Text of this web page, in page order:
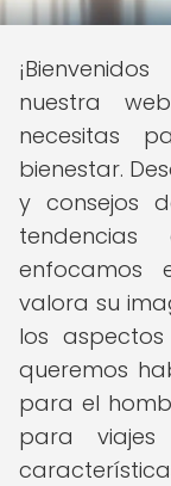
nuestra
necesitas
bienestar.
y consejos
enfocamos
valora su
los
queremos
para el
para viajes